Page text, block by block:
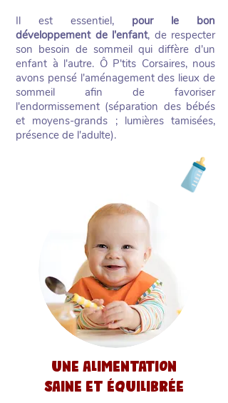
Il est essentiel, pour le bon
développement de l'enfant, de respecter
son besoin de sommeil qui diffère d'un
enfant à l'autre. Ô P'tits Corsaires, nous
avons pensé l'aménagement des lieux de
sommeil afin de favoriser
l'endormissement (séparation des bébés
et moyens-grands ; lumières tamisées,
présence de l'adulte).
UNE ALIMENTATION
SAINE ET ÉQUILIBRÉE